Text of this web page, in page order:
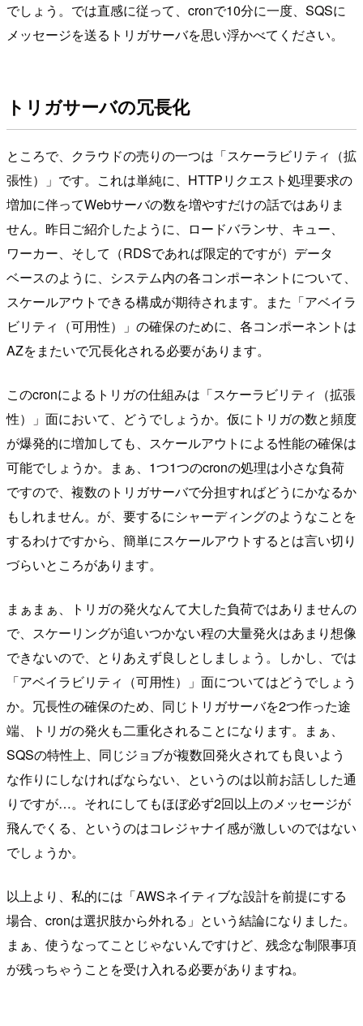
でしょう。では直感に従って、cronで10分に一度、SQSに
メッセージを送るトリガサーバを思い浮かべてください。
トリガサーバの冗長化
ところで、クラウドの売りの一つは「スケーラビリティ（拡
張性）」です。これは単純に、HTTPリクエスト処理要求の
増加に伴ってWebサーバの数を増やすだけの話ではありま
せん。昨日ご紹介したように、ロードバランサ、キュー、
ワーカー、そして（RDSであれば限定的ですが）データ
ベースのように、システム内の各コンポーネントについて、
スケールアウトできる構成が期待されます。また「アベイラ
ビリティ（可用性）」の確保のために、各コンポーネントは
AZをまたいで冗長化される必要があります。
このcronによるトリガの仕組みは「スケーラビリティ（拡張
性）」面において、どうでしょうか。仮にトリガの数と頻度
が爆発的に増加しても、スケールアウトによる性能の確保は
可能でしょうか。まぁ、1つ1つのcronの処理は小さな負荷
ですので、複数のトリガサーバで分担すればどうにかなるか
もしれません。が、要するにシャーディングのようなことを
するわけですから、簡単にスケールアウトするとは言い切り
づらいところがあります。
まぁまぁ、トリガの発火なんて大した負荷ではありませんの
で、スケーリングが追いつかない程の大量発火はあまり想像
できないので、とりあえず良しとしましょう。しかし、では
「アベイラビリティ（可用性）」面についてはどうでしょう
か。冗長性の確保のため、同じトリガサーバを2つ作った途
端、トリガの発火も二重化されることになります。まぁ、
SQSの特性上、同じジョブが複数回発火されても良いよう
な作りにしなければならない、というのは以前お話しした通
りですが…。それにしてもほぼ必ず2回以上のメッセージが
飛んでくる、というのはコレジャナイ感が激しいのではない
でしょうか。
以上より、私的には「AWSネイティブな設計を前提にする
場合、cronは選択肢から外れる」という結論になりました。
まぁ、使うなってことじゃないんですけど、残念な制限事項
が残っちゃうことを受け入れる必要がありますね。